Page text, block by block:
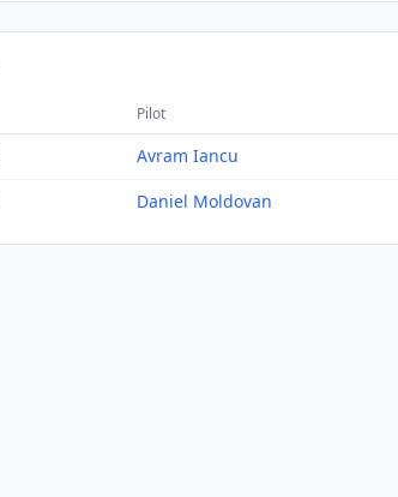
Pilot
Avram Iancu
Daniel Moldovan